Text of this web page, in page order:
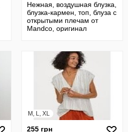
Нежная, воздушная блузка,
блузка-кармен, топ, блуза с
открытыми плечам от
Mandco, оригинал
M, L, XL
255 грн